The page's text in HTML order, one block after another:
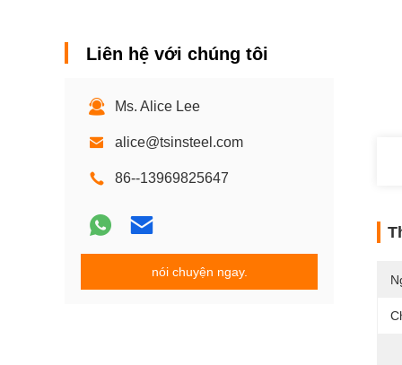
Liên hệ với chúng tôi
Ms. Alice Lee
alice@tsinsteel.com
86--13969825647
nói chuyện ngay.